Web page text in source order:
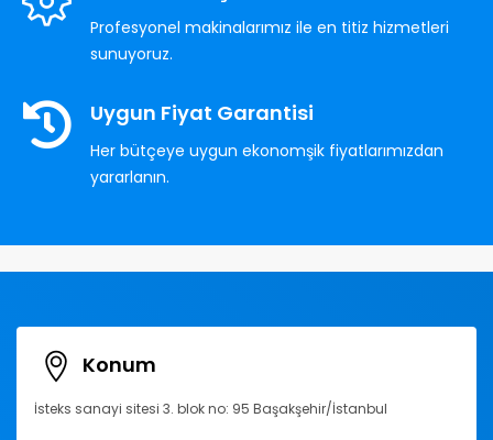
Profesyonel makinalarımız ile en titiz hizmetleri
sunuyoruz.
Uygun Fiyat Garantisi
Her bütçeye uygun ekonomşik fiyatlarımızdan
yararlanın.
Konum
İsteks sanayi sitesi 3. blok no: 95 Başakşehir/İstanbul